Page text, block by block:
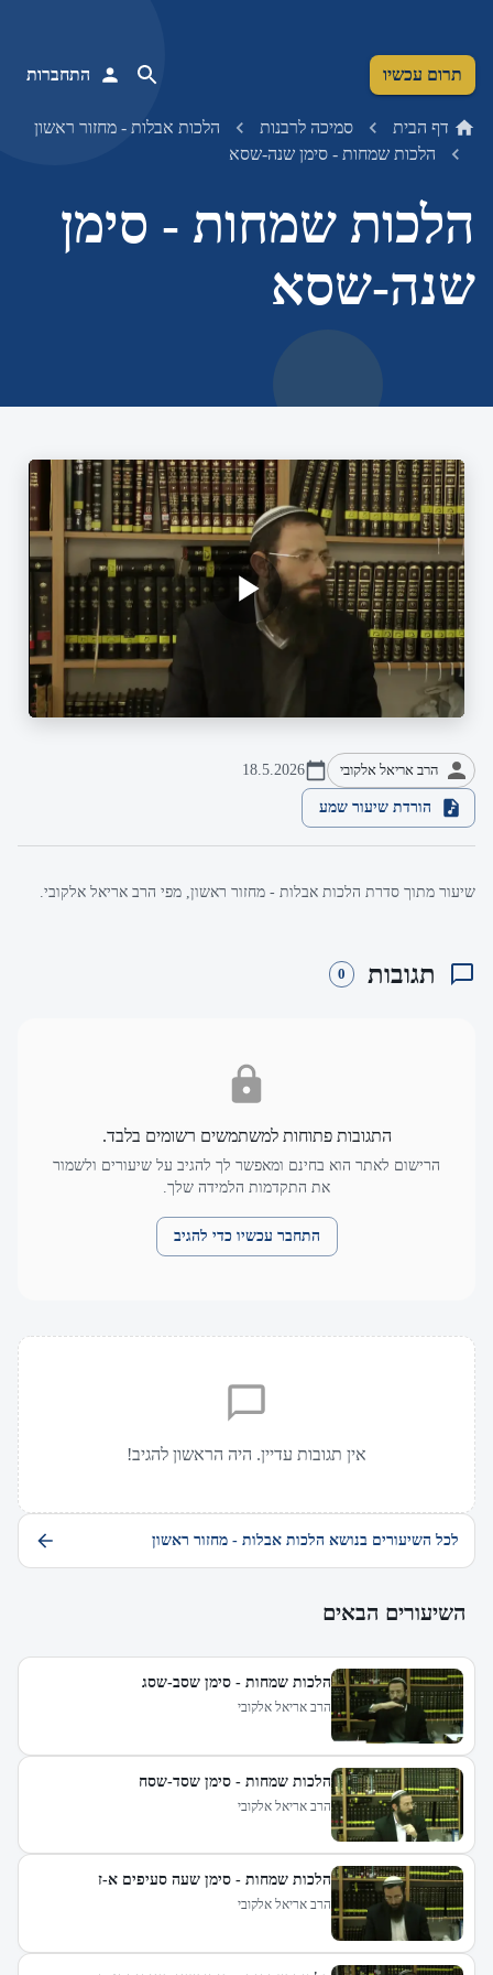
תרום עכשיו התחברות
דף הבית סמיכה לרבנות
הלכות אבלות - מחזור ראשון
הלכות שמחות - סימן שנה-שסא
הלכות שמחות - סימן
שנה-שסא
הרב אריאל אלקובי 18.5.2026
הורדת שיעור שמע
שיעור מתוך סדרת הלכות אבלות - מחזור ראשון, מפי הרב אריאל אלקובי.
תגובות 0
התגובות פתוחות למשתמשים רשומים בלבד.
הרישום לאתר הוא בחינם ומאפשר לך להגיב על שיעורים ולשמור
את התקדמות הלמידה שלך.
התחבר עכשיו כדי להגיב
אין תגובות עדיין. היה הראשון להגיב!
לכל השיעורים בנושא הלכות אבלות - מחזור ראשון
השיעורים הבאים
הלכות שמחות - סימן שסב-שסג
הרב אריאל אלקובי
הלכות שמחות - סימן שסד-שסח
הרב אריאל אלקובי
הלכות שמחות - סימן שעה סעיפים א-ז
הרב אריאל אלקובי